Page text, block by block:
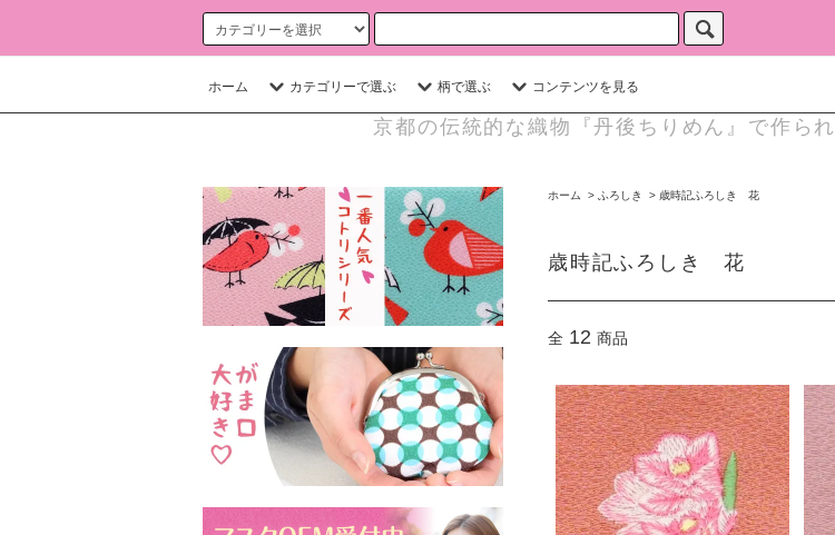
ホーム カテゴリーで選ぶ 柄で選ぶ コンテンツを見る
京都の伝統的な織物『丹後ちりめん』で作ら
ホーム > ふろしき > 歳時記ふろしき 花
歳時記ふろしき 花
全 12 商品